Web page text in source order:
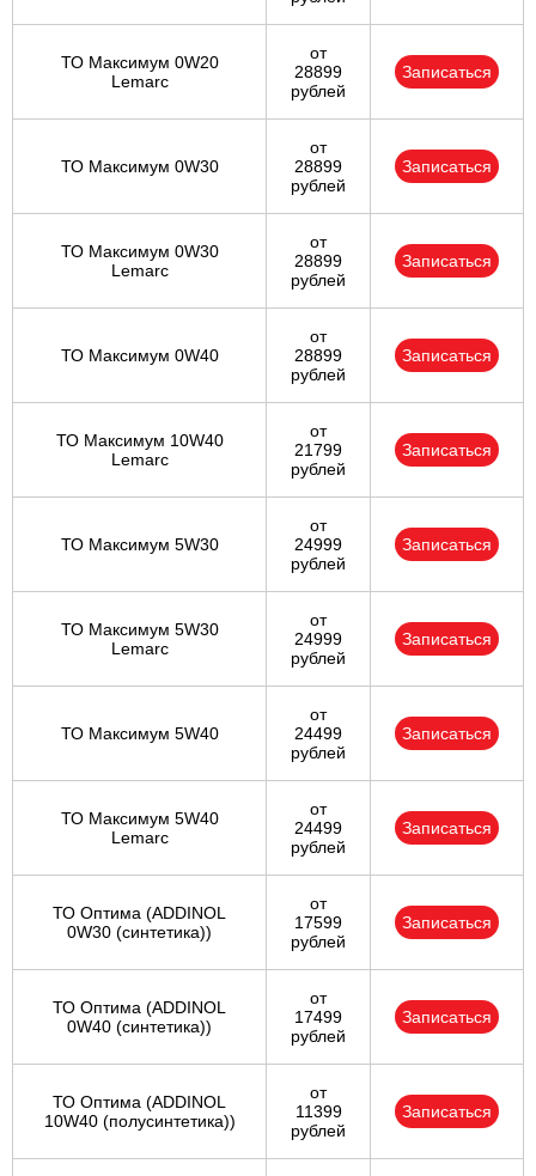
ТО Максимум 0W20
Lemarc
от
28899
рублей
Записаться
ТО Максимум 0W30
от
28899
рублей
Записаться
ТО Максимум 0W30
Lemarc
от
28899
рублей
Записаться
ТО Максимум 0W40
от
28899
рублей
Записаться
ТО Максимум 10W40
Lemarc
от
21799
рублей
Записаться
ТО Максимум 5W30
от
24999
рублей
Записаться
ТО Максимум 5W30
Lemarc
от
24999
рублей
Записаться
ТО Максимум 5W40
от
24499
рублей
Записаться
ТО Максимум 5W40
Lemarc
от
24499
рублей
Записаться
ТО Оптима (ADDINOL
0W30 (синтетика))
от
17599
рублей
Записаться
ТО Оптима (ADDINOL
0W40 (синтетика))
от
17499
рублей
Записаться
ТО Оптима (ADDINOL
10W40 (полусинтетика))
от
11399
рублей
Записаться